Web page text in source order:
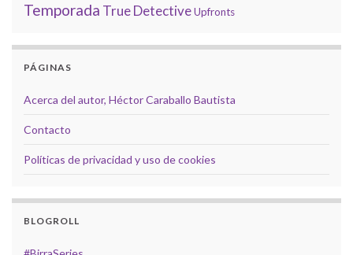
Temporada True DetectiveUpfronts
PÁGINAS
Acerca del autor, Héctor Caraballo Bautista
Contacto
Políticas de privacidad y uso de cookies
BLOGROLL